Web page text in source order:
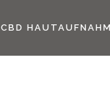
CBD